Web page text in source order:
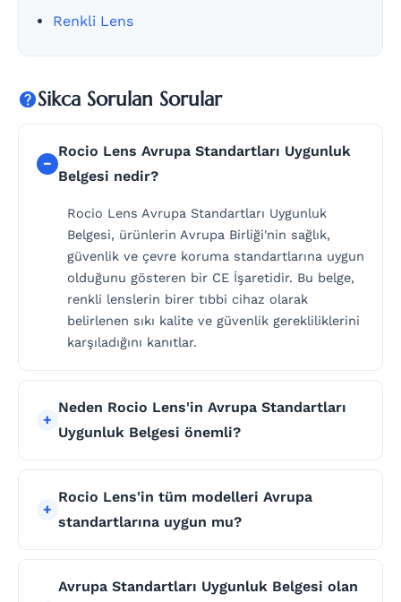
Renkli Lens
Sikca Sorulan Sorular
Rocio Lens Avrupa Standartları Uygunluk
Belgesi nedir?
Rocio Lens Avrupa Standartları Uygunluk
Belgesi, ürünlerin Avrupa Birliği'nin sağlık,
güvenlik ve çevre koruma standartlarına uygun
olduğunu gösteren bir CE İşaretidir. Bu belge,
renkli lenslerin birer tıbbi cihaz olarak
belirlenen sıkı kalite ve güvenlik gerekliliklerini
karşıladığını kanıtlar.
Neden Rocio Lens'in Avrupa Standartları
Uygunluk Belgesi önemli?
Rocio Lens'in tüm modelleri Avrupa
standartlarına uygun mu?
Avrupa Standartları Uygunluk Belgesi olan